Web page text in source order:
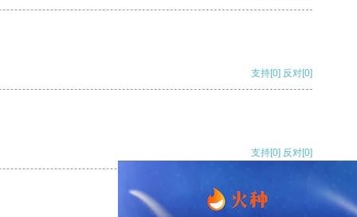
支持[0] 反对[0]
支持[0] 反对[0]